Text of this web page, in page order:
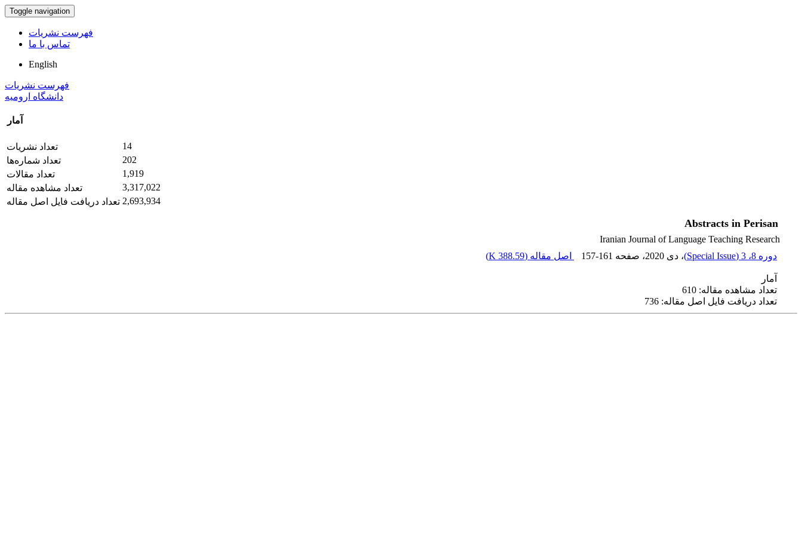
Toggle navigation
فهرست نشریات
تماس با ما
English
فهرست نشریات
دانشگاه ارومیه
آمار
تعداد نشریات
14
تعداد شماره‌ها
202
تعداد مقالات
1,919
تعداد مشاهده مقاله
3,317,022
تعداد دریافت فایل اصل مقاله 2,693,934
Abstracts in Perisan
Iranian Journal of Language Teaching Research
دوره 8، 3 (Special Issue)
، دی 2020 ، صفحه 157-161 اصل مقاله (388.59 K
)
آمار
تعداد مشاهده مقاله: 610
تعداد دریافت فایل اصل مقاله: 736